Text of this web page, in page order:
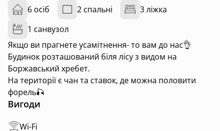
6 осіб 2 спальні
3 ліжка
1 санвузол
Якщо ви прагнете усамітнення- то вам до нас👌
Будинок розташований біля лісу з видом на
Боржавський хребет.
На території є чан та ставок, де можна половити
форель🎣
Вигоди
Wi-Fi